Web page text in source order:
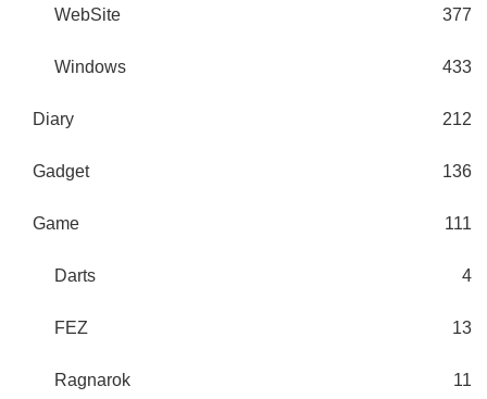
WebSite 377
Windows 433
Diary 212
Gadget 136
Game 111
Darts 4
FEZ 13
Ragnarok 11